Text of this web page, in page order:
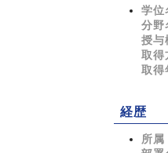
学位
分野
授与
取得
取得
経歴
所属